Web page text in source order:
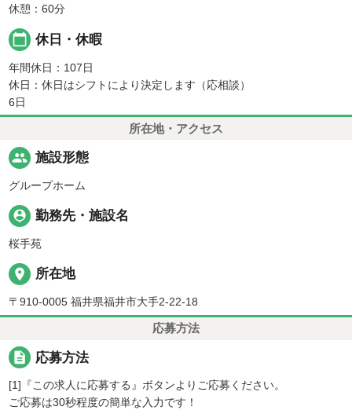
休憩：60分
calendar_today 休日・休暇
年間休日：107日
休日：休日はシフトにより決定します（応相談）
6日
所在地・アクセス
people 施設形態
グループホーム
person_pin 勤務先・施設名
桜手苑
place 所在地
〒910-0005 福井県福井市大手2-22-18
応募方法
description 応募方法
[1]『この求人に応募する』ボタンよりご応募ください。
ご応募は30秒程度の簡単な入力です！